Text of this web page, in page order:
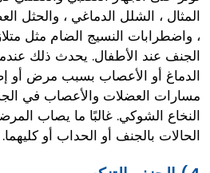
المثال ، الشلل الدماغي ، والحثل
، واضطرابات النسيج الضام مثل
الجنف عند الأطفال. يحدث ذلك
الدماغ أو الأعصاب بسبب مرض أو
مسارات العضلات والأعصاب في
النخاع الشوكي. غالبًا ما يصاب
الحالات بالجنف أو الحداب أو كليهما.